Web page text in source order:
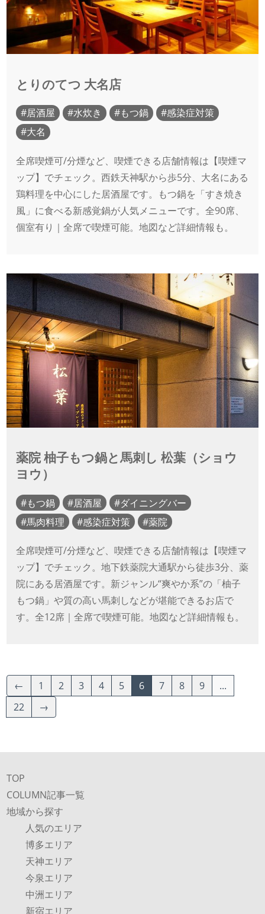
とりのてつ 大名店
居酒屋 水炊き もつ鍋
感染症対策
大名
全席喫煙可/分煙など、喫煙できる店舗情報は【喫煙マ
ップ】でチェック。西鉄天神駅から歩5分、大名にある
鶏料理を中心にした居酒屋です。もつ鍋を「すき焼き
風」に食べる新感覚鍋が人気メニューです。全90席、
個室有り｜全席で喫煙可能。地図など詳細情報も。
薬院 柚子もつ鍋と馬刺し 松葉（ショウ
ヨウ）
もつ鍋 居酒屋
ダイニングバー
馬肉料理
感染症対策 薬院
全席喫煙可/分煙など、喫煙できる店舗情報は【喫煙マ
ップ】でチェック。地下鉄薬院大通駅から徒歩3分、薬
院にある居酒屋です。新ジャンル“爽やか系”の「柚子
もつ鍋」や質の高い馬刺しなどが堪能できるお店で
す。全12席｜全席で喫煙可能。地図など詳細情報も。
← 1 2 3 4 5 6 7 8 9
...
22
→
TOP
COLUMN記事一覧
地域から探す
人気のエリア
博多エリア
天神エリア
今泉エリア
中洲エリア
新宿エリア